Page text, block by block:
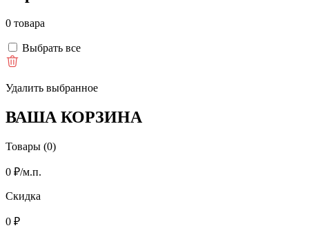
0 товара
Выбрать все
Удалить выбранное
ВАША КОРЗИНА
Товары (0)
0 ₽/м.п.
Скидка
0 ₽